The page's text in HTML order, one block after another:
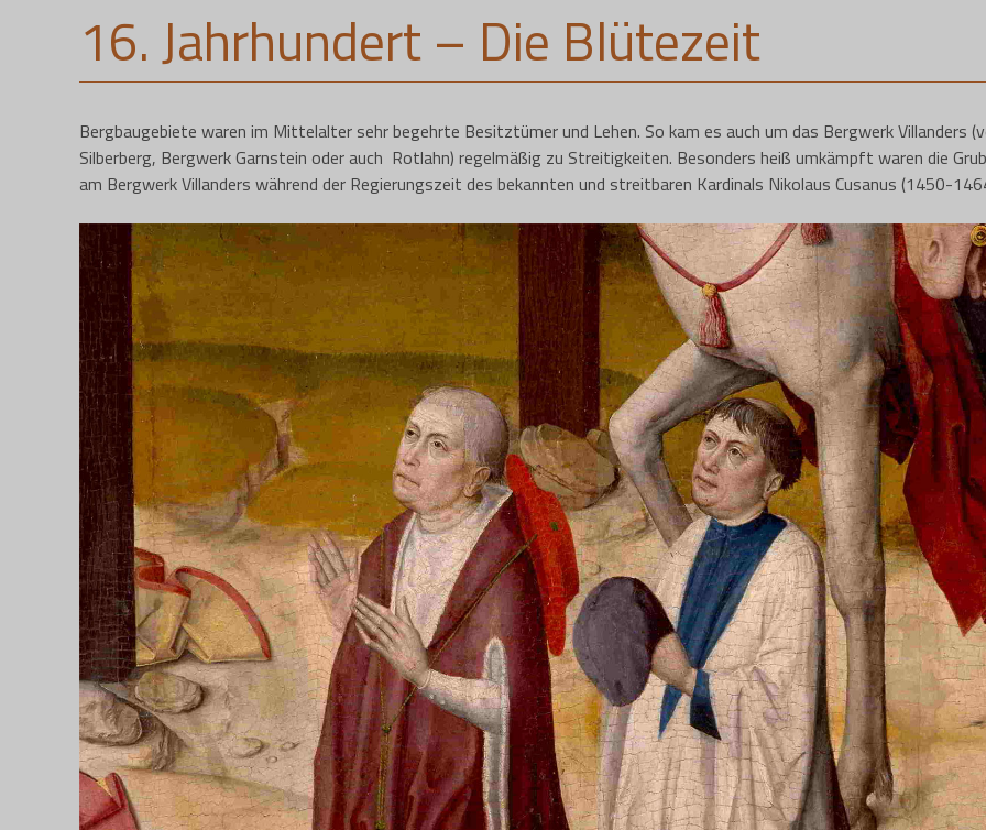
16. Jahrhundert – Die Blütezeit
Bergbaugebiete waren im Mittelalter sehr begehrte Besitztümer und Lehen. So kam es auch um das Bergwerk Villanders
Silberberg, Bergwerk Garnstein oder auch Rotlahn) regelmäßig zu Streitigkeiten. Besonders heiß umkämpft waren die
am Bergwerk Villanders während der Regierungszeit des bekannten und streitbaren Kardinals Nikolaus Cusanus (1450-